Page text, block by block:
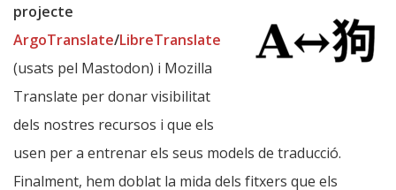
projecte
ArgoTranslate/LibreTranslate
(usats pel Mastodon) i Mozilla
Translate per donar visibilitat
dels nostres recursos i que els
usen per a entrenar els seus models de traducció.
Finalment, hem doblat la mida dels fitxers que els